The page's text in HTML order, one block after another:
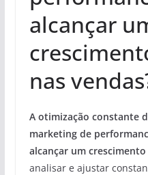
alcançar
nas
A otimização constante
marketing de
alcançar um
analisar e ajustar